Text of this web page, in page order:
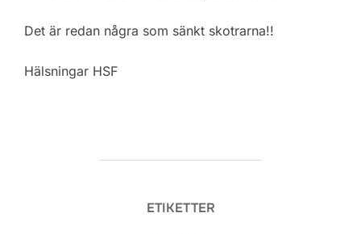
Det är redan några som sänkt skotrarna!!
Hälsningar HSF
ETIKETTER